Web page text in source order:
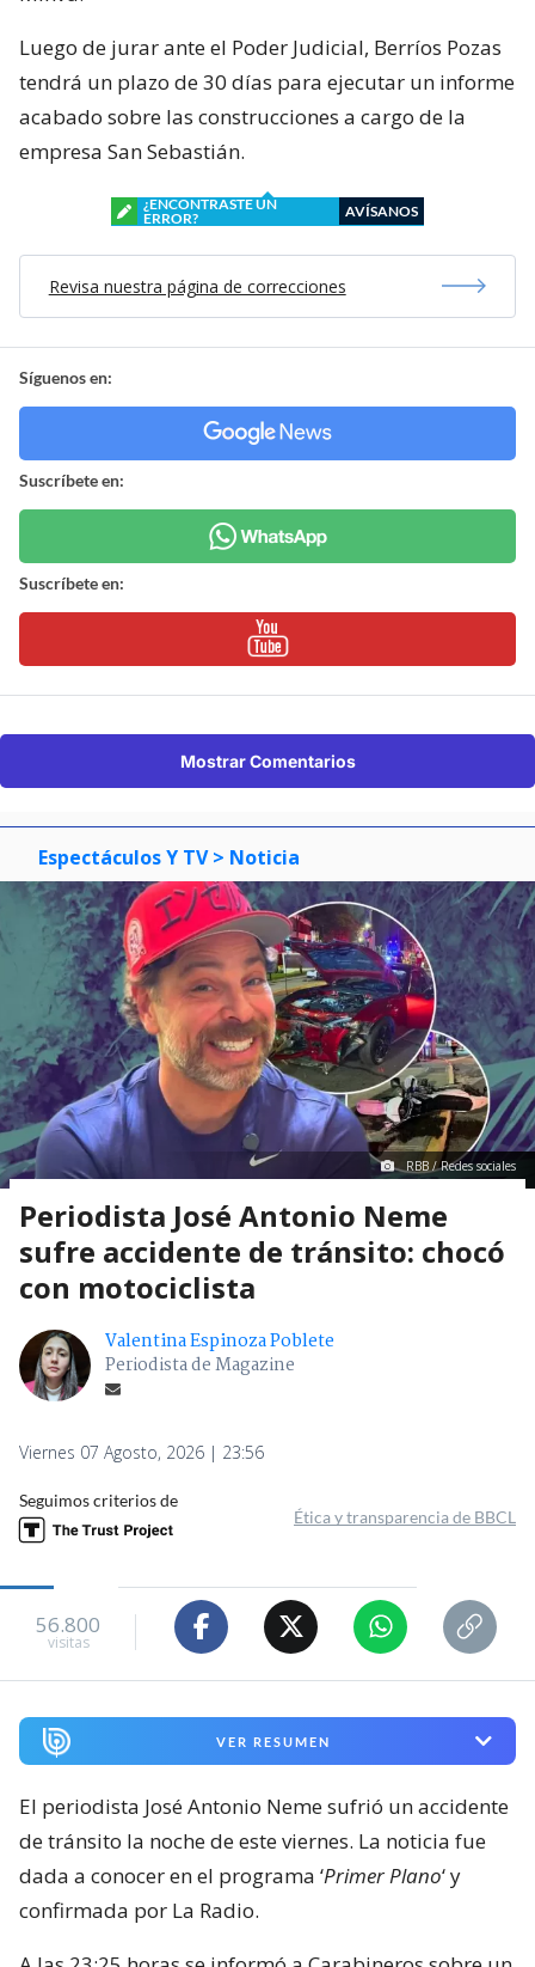
Luego de jurar ante el Poder Judicial, Berríos Pozas
tendrá un plazo de 30 días para ejecutar un informe
acabado sobre las construcciones a cargo de la
empresa San Sebastián.
¿ENCONTRASTE UN
ERROR?
AVÍSANOS
Revisa nuestra página de correcciones
Síguenos en:
Suscríbete en:
Suscríbete en:
Mostrar Comentarios
Espectáculos Y TV > Noticia
RBB / Redes sociales
Periodista José Antonio Neme
sufre accidente de tránsito: chocó
con motociclista
Valentina Espinoza Poblete
Periodista de Magazine
Viernes 07 Agosto, 2026 | 23:56
Seguimos criterios de
Ética y transparencia de BBCL
56.800
visitas
VER RESUMEN
El periodista José Antonio Neme sufrió un accidente
de tránsito la noche de este viernes. La noticia fue
dada a conocer en el programa ‘Primer Plano‘ y
confirmada por La Radio.